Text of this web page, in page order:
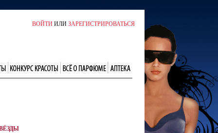
ВОЙТИИЛИЗАРЕГИСТРИРОВАТЬСЯ